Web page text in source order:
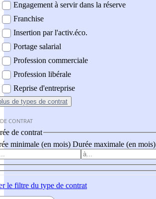
Engagement à servir dans la réserve
Franchise
Insertion par l'activ.éco.
Portage salarial
Profession commerciale
Profession libérale
Reprise d'entreprise
de types de contrat
CONTRAT
de contrat
minimale (en mois) Durée maximale (en mois)
le filtre du type de contrat